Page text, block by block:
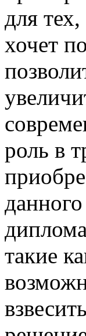
для
хочет
роль в
такие